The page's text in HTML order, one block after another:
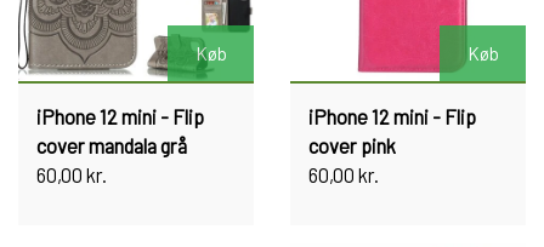
Køb
iPhone 12 mini - Flip
cover mandala grå
60,00 kr.
Køb
iPhone 12 mini - Flip
cover pink
60,00 kr.